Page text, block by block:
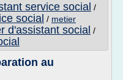
service social /
social / metier
d'assistant social /
au